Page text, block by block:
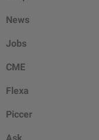
News
Jobs
CME
Flexa
Piccer